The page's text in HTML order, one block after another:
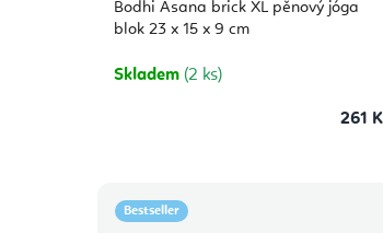
Bodhi Asana brick XL pěnový jóga
blok 23 x 15 x 9 cm
je
5,0
hvězdiček.
Skladem (2 ks)
261
Bestseller